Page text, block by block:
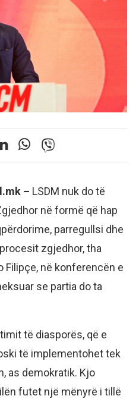
– LSDM nuk do të
në formë që hap
parregullsi dhe
zgjedhor, tha
Filipçe, në konferencën e
se partia do ta
të diasporës, që e
të implementohet tek
as demokratik. Kjo
futet një mënyrë i tillë